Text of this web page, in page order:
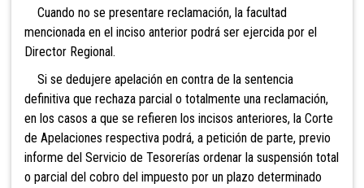
Cuando no se presentare reclamación, la facultad
mencionada en el inciso anterior podrá ser ejercida por el
Director Regional.
Si se dedujere apelación en contra de la sentencia
definitiva que rechaza parcial o totalmente una reclamación,
en los casos a que se refieren los incisos anteriores, la Corte
de Apelaciones respectiva podrá, a petición de parte, previo
informe del Servicio de Tesorerías ordenar la suspensión total
o parcial del cobro del impuesto por un plazo determinado